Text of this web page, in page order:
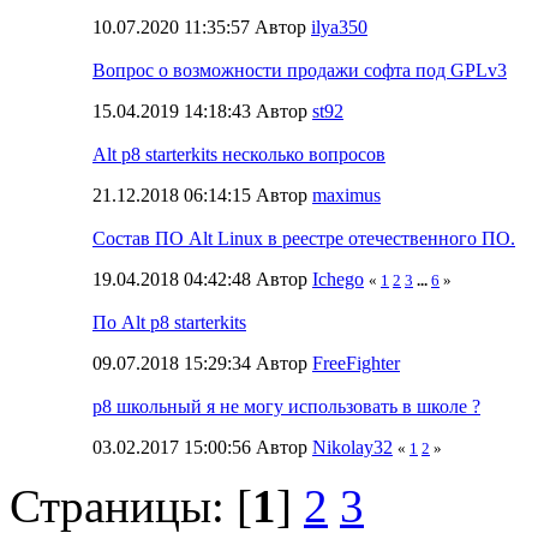
10.07.2020 11:35:57 Автор ilya350
Вопрос о возможности продажи софта под GPLv3
15.04.2019 14:18:43 Автор st92
Alt p8 starterkits несколько вопросов
21.12.2018 06:14:15 Автор maximus
Состав ПО Alt Linux в реестре отечественного ПО.
19.04.2018 04:42:48 Автор Ichego « 1 2 3 ... 6 »
По Alt p8 starterkits
09.07.2018 15:29:34 Автор FreeFighter
p8 школьный я не могу использовать в школе ?
03.02.2017 15:00:56 Автор Nikolay32 « 1 2 »
Страницы: [1] 2 3